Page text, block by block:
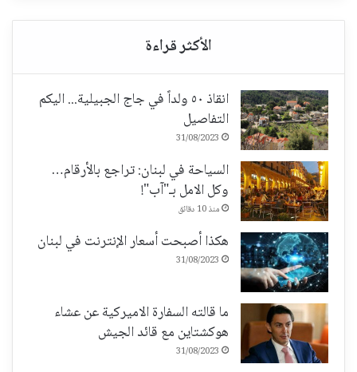
انقاذ ٥٠ ولداً في جاج الجبيلية... اليكم
التفاصيل
31/08/2023
السياحة في لبنان: تراجع بالأرقام…
وكل الامل بـ"آب"!
منذ 10 دقائق
هكذا أصبحت أسعار الإنترنت في لبنان
31/08/2023
ما قالته السفارة الاميركية عن عشاء
هوكشتاين مع قائد الجيش
31/08/2023